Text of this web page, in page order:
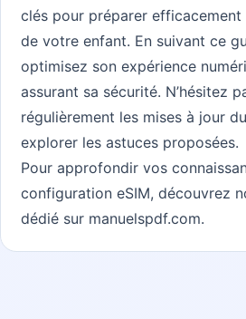
clés pour préparer efficacement
de votre enfant. En suivant ce
optimisez son expérience
assurant sa sécurité. N’hésitez
régulièrement les mises à jour
explorer les astuces proposées.
Pour approfondir vos
configuration eSIM, découvrez
dédié sur manuelspdf.com.